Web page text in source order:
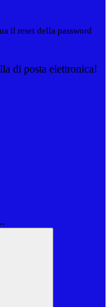
il reset della password
di posta elettronica!